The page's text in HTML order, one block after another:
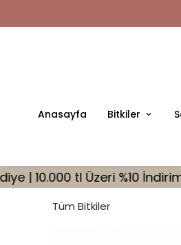
Anasayfa Bitkiler
İndirim Fırsatı 🎁 Tüm
Tüm Bitkiler